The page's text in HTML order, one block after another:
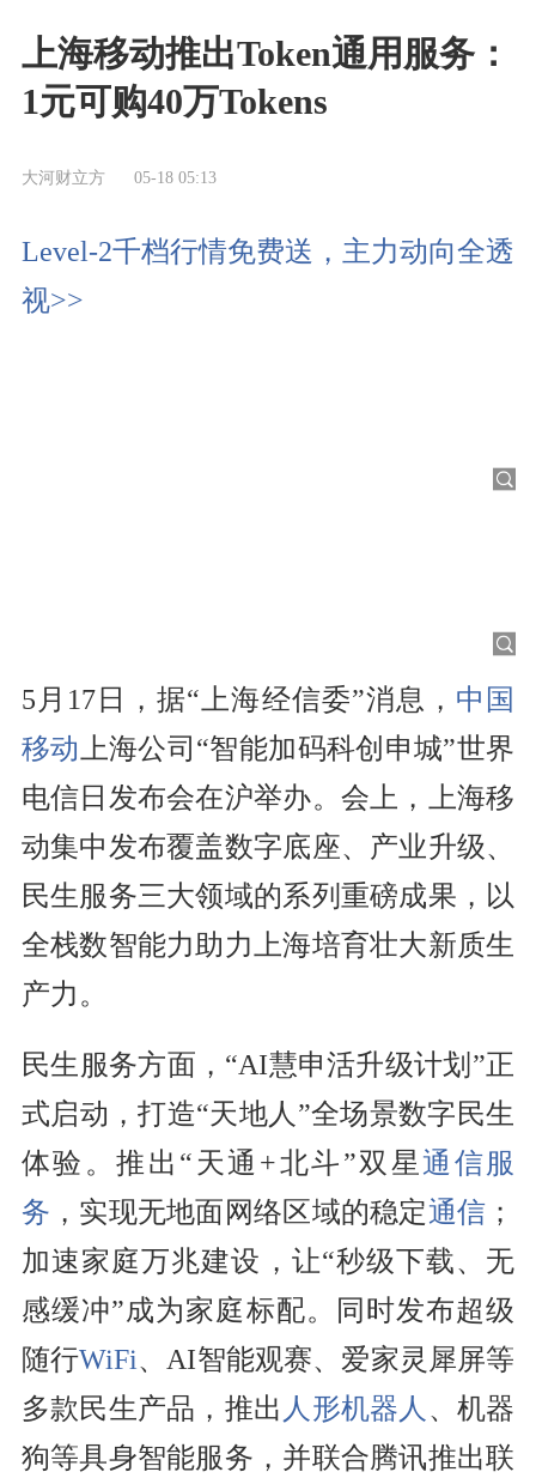
上海移动推出Token通用服务：
1元可购40万Tokens
大河财立方 05-18 05:13
Level-2千档行情免费送，主力动向全透
视>>
5月17日，据“上海经信委”消息， 中国
移动 上海公司“智能加码科创申城”世界
电信日发布会在沪举办。会上，上海移
动集中发布覆盖数字底座、产业升级、
民生服务三大领域的系列重磅成果，以
全栈数智能力助力上海培育壮大新质生
产力。
民生服务方面，“AI慧申活升级计划”正
式启动，打造“天地人”全场景数字民生
体验。推出“天通+北斗”双星通信服
务 ，实现无地面网络区域的稳定通信 ；
加速家庭万兆建设，让“秒级下载、无
感缓冲”成为家庭标配。同时发布超级
随行WiFi、AI智能观赛、爱家灵犀屏等
多款民生产品，推出 人形机器人 、机器
狗等具身智能服务，并联合腾讯推出联